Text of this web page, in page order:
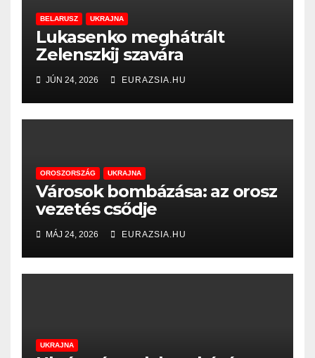
BELARUSZ UKRAJNA
Lukasenko meghátrált
Zelenszkij szavára
JÚN 24, 2026 EURAZSIA.HU
OROSZORSZÁG UKRAJNA
Városok bombázása: az orosz
vezetés csődje
MÁJ 24, 2026 EURAZSIA.HU
UKRAJNA